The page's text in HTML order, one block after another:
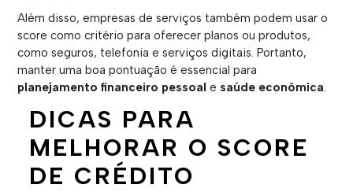
Além disso, empresas de serviços também podem usar o
score como critério para oferecer planos ou produtos,
como seguros, telefonia e serviços digitais. Portanto,
manter uma boa pontuação é essencial para
planejamento financeiro pessoal e saúde econômica.
DICAS PARA
MELHORAR O SCORE
DE CRÉDITO